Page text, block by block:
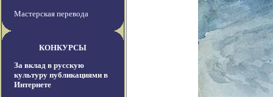
Мастерская перевода
КОНКУРСЫ
За вклад в русскую
культуру публикациями в
Интернете